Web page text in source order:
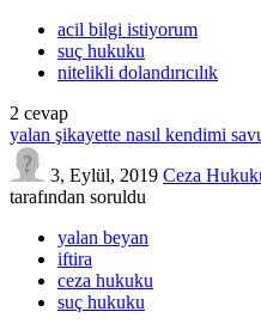
acil bilgi istiyorum
suç hukuku
nitelikli dolandırıcılık
2 cevap
yalan şikayette nasıl kendimi
3, Eylül, 2019 Ceza
tarafından soruldu
yalan beyan
iftira
ceza hukuku
suç hukuku